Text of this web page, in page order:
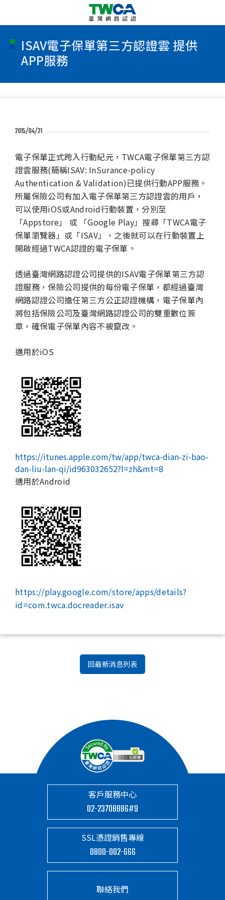
ISAV電子保單第三方認證雲 提供
APP服務
2015/04/21
電子保單正式跨入行動紀元，TWCA電子保單第三方認
證雲服務(簡稱ISAV: InSurance-policy
Authentication & Validation)已提供行動APP服務。
所屬保險公司有加入電子保單第三方認證雲的用戶，
可以使用iOS或Android行動裝置，分別至
「Appstore」 或 「Google Play」搜尋「TWCA電子
保單瀏覽器」或「ISAV」，之後就可以在行動裝置上
開啟經過TWCA認證的電子保單。
透過臺灣網路認證公司提供的ISAV電子保單第三方認
證服務，保險公司提供的每份電子保單，都經過臺灣
網路認證公司擔任第三方公正認證機構，電子保單內
將包括保險公司及臺灣網路認證公司的雙重數位簽
章，確保電子保單內容不被竄改。
適用於iOS
https://itunes.apple.com/tw/app/twca-dian-zi-bao-
dan-liu-lan-qi/id963032652?l=zh&mt=8
適用於Android
https://play.google.com/store/apps/details?
id=com.twca.docreader.isav
回最新消息列表
客戶服務中心
02-23708886#9
SSL憑證銷售專線
0800-002-666
聯絡我們